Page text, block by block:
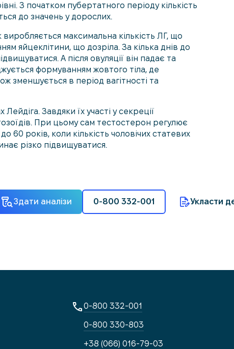
З початком пубертатного періоду кількість
до значень у дорослих.
максимальна кількість ЛГ, що
яйцеклітини, що дозріла. За кілька днів до
А після овуляції він падає та
формуванням жовтого тіла, де
зменшується в період вагітності та
Завдяки їх участі у секреції
При цьому сам тестостерон регулює
60 років, коли кількість чоловічих статевих
різко підвищуватися.
Здати аналізи 0-800 332-001 Укласти
0-800 332-001
0-800 330-803
+38 (066) 016-79-03